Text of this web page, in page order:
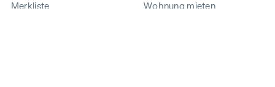
Merkliste
Wohnung mieten